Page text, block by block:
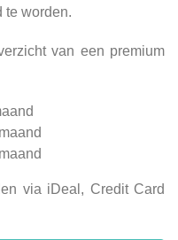
te worden.
van een premium
via iDeal, Credit Card